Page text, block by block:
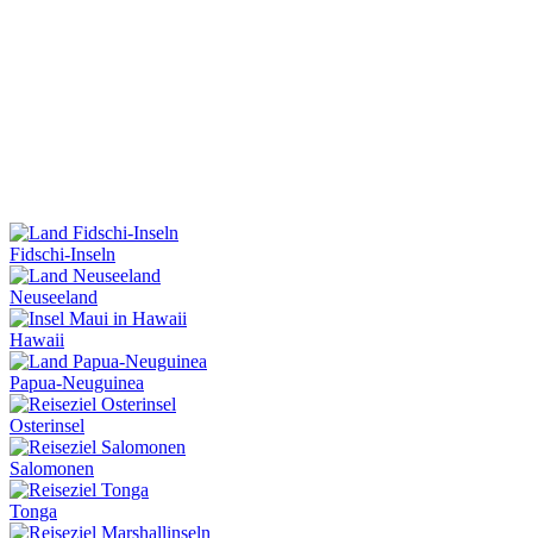
Fidschi-Inseln
Neuseeland
Hawaii
Papua-Neuguinea
Osterinsel
Salomonen
Tonga